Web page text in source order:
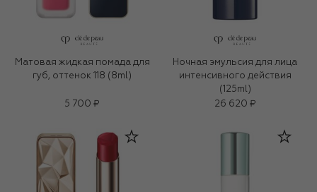
Матовая жидкая помада для
губ, оттенок 118 (8ml)
5 700 ₽
Ночная эмульсия для лица
интенсивного действия
(125ml)
26 620 ₽